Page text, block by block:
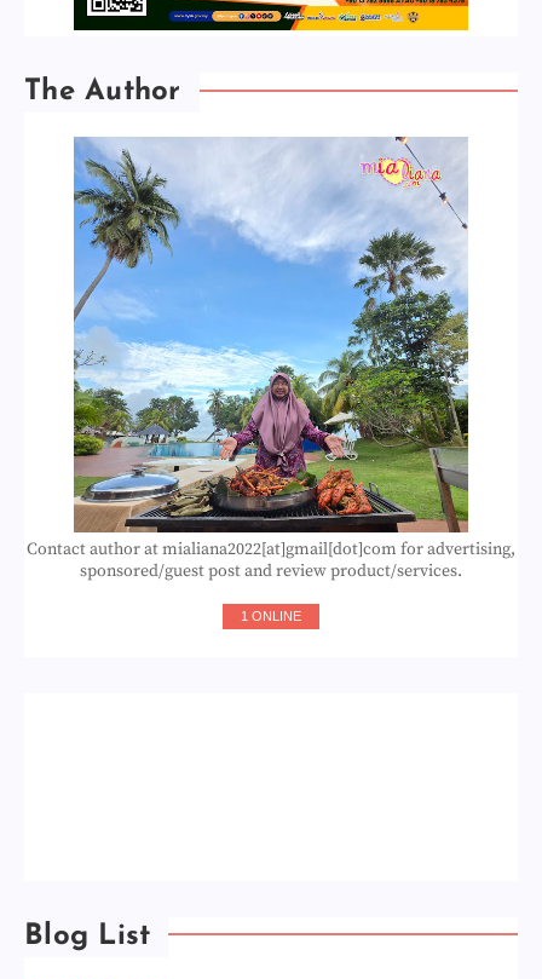
The Author
Contact author at mialiana2022[at]gmail[dot]com for advertising,
sponsored/guest post and review product/services.
1 ONLINE
Blog List